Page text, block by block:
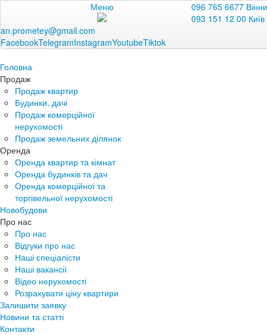
Меню
096 765 6677
093 151 12 00 Київ
an.prometey@gmail.com
FacebookTelegramInstagramYoutubeTiktok
Головна
Продаж
Продаж квартир
Будинки, дачі
Продаж комерційної
нерухомості
Продаж земельних ділянок
Оренда
Оренда квартир та кімнат
Оренда будинків та дач
Оренда комерційної та
торгівельної нерухомості
Новобудови
Про нас
Про нас
Відгуки про нас
Наші спеціалісти
Наші вакансії
Відео нерухомості
Розрахувати ціну квартири
Залишити заявку
Новини та статті
Контакти